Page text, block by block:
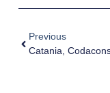
Previous